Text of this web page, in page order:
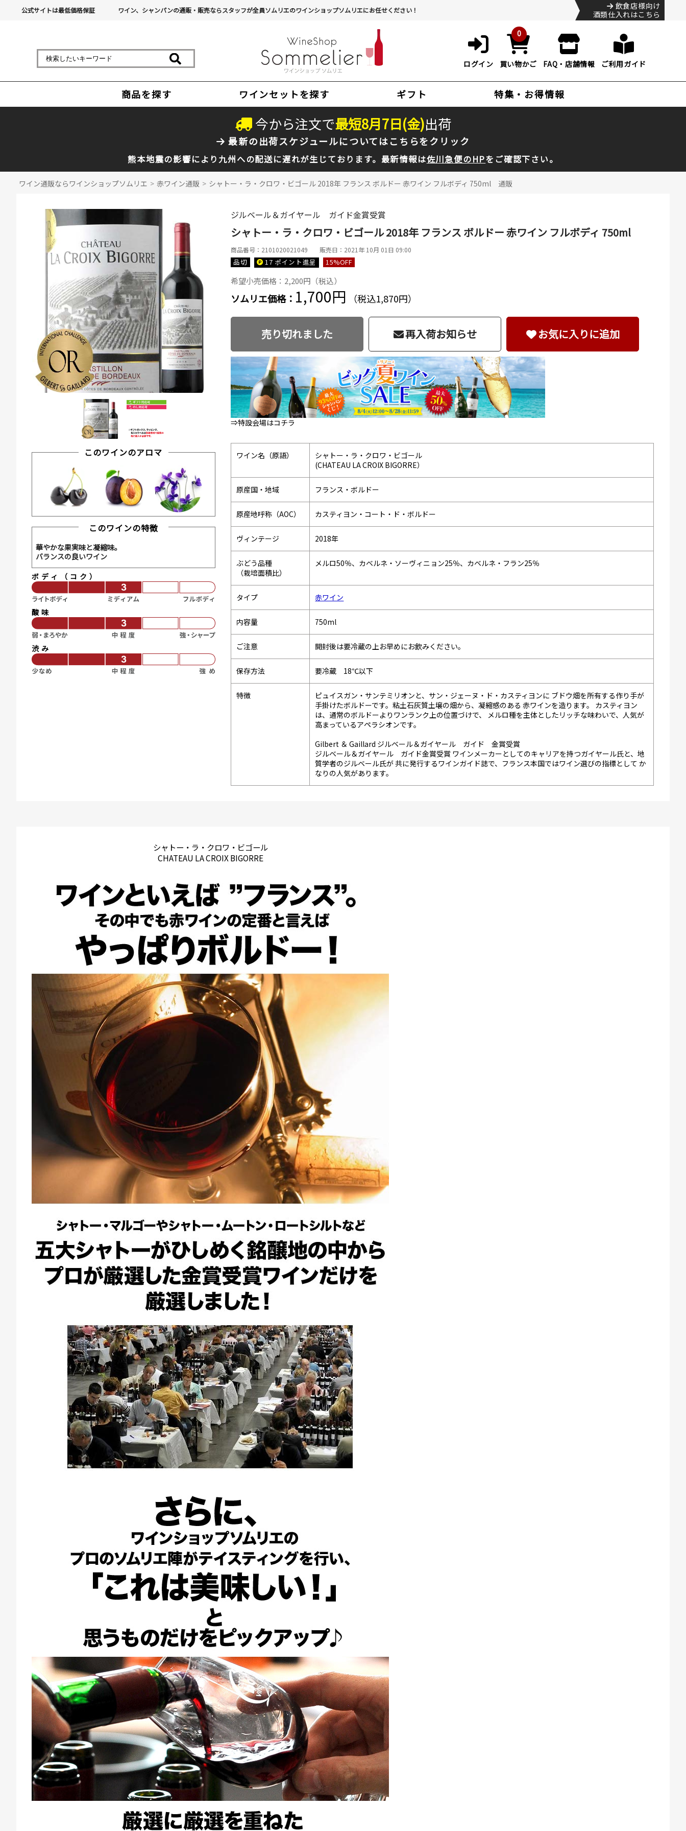
公式サイトは最低価格保証 ワイン、シャンパンの通販・販売ならスタッフが全員ソムリエのワインショップソムリエにお任せください！
飲食店様向け
酒類仕入れはこちら
ログイン
0
買い物かご FAQ・店舗情報 ご利用ガイド
商品を探す ワインセットを探す ギフト 特集・お得情報
今から注文で最短8月7日(金)出荷
最新の出荷スケジュールについてはこちらをクリック
熊本地震の影響により九州への配送に遅れが生じております。最新情報は佐川急便のHPをご確認下さい。
ワイン通販ならワインショップソムリエ > 赤ワイン通販 > シャトー・ラ・クロワ・ビゴール 2018年 フランス ボルドー 赤ワイン フルボディ 750ml 通販
このワインのアロマ
このワインの特徴
華やかな果実味と凝縮味。
バランスの良いワイン
ボディ（コク）
酸味
渋み
ジルベール＆ガイヤール ガイド金賞受賞
シャトー・ラ・クロワ・ビゴール 2018年 フランス ボルドー 赤ワイン フルボディ 750ml
商品番号：2101020021049 販売日：2021年 10月 01日 09:00
品切 17 ポイント進呈 15%OFF
希望小売価格：2,200円（税込）
ソムリエ価格： 1,700円 （税込1,870円）
売り切れました 再入荷お知らせ お気に入りに追加
⇒特設会場はコチラ
ワイン名（原語）
シャトー・ラ・クロワ・ビゴール
(CHATEAU LA CROIX BIGORRE）
原産国・地域 フランス・ボルドー
原産地呼称（AOC） カスティヨン・コート・ド・ボルドー
ヴィンテージ 2018年
ぶどう品種
（栽培面積比）
メルロ50％、カベルネ・ソーヴィニョン25％、カベルネ・フラン25％
タイプ 赤ワイン
内容量 750ml
ご注意 開封後は要冷蔵の上お早めにお飲みください。
保存方法 要冷蔵 18℃以下
特徴
ピュイスガン・サンテミリオンと、サン・ジェーヌ・ド・カスティヨンに ブドウ畑を所有する作り手が
手掛けたボルドーです。粘土石灰質土壌の畑から、凝縮感のある 赤ワインを造ります。 カスティヨン
は、通常のボルドーよりワンランク上の位置づけで、 メルロ種を主体としたリッチな味わいで、人気が
高まっているアペラシオンです。
Gilbert ＆ Gaillard ジルベール＆ガイヤール ガイド 金賞受賞
ジルベール＆ガイヤール ガイド金賞受賞 ワインメーカーとしてのキャリアを持つガイヤール氏と、地
質学者のジルベール氏が 共に発行するワインガイド誌で、フランス本国ではワイン選びの指標として か
なりの人気があります。
シャトー・ラ・クロワ・ビゴール
CHATEAU LA CROIX BIGORRE